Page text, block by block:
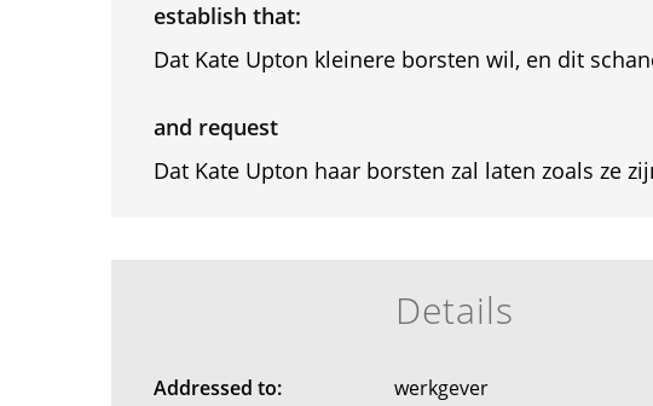
establish that:
Dat Kate Upton kleinere borsten wil, en dit
and request
Dat Kate Upton haar borsten zal laten zoals ze
Details
Addressed to: werkgever